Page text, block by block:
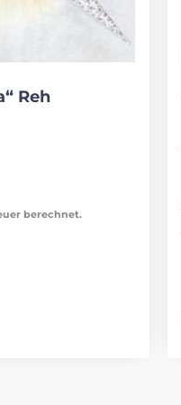
Reh
berechnet.